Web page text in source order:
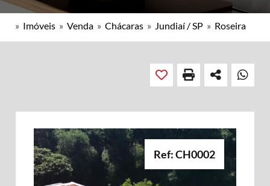
» Imóveis » Venda » Chácaras » Jundiaí / SP » Roseira
Ref: CH0002